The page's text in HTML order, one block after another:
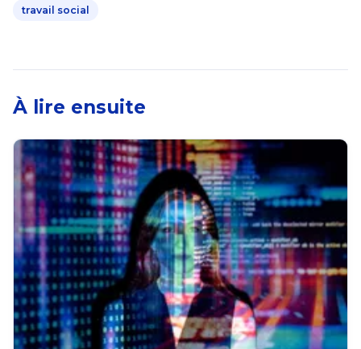
travail social
À lire ensuite